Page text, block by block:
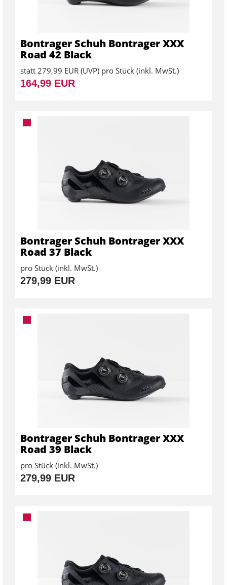
Bontrager Schuh Bontrager XXX
Road 42 Black
statt 279,99 EUR (UVP) pro Stück (inkl. MwSt.)
164,99 EUR
Bontrager Schuh Bontrager XXX
Road 37 Black
pro Stück (inkl. MwSt.)
279,99 EUR
Bontrager Schuh Bontrager XXX
Road 39 Black
pro Stück (inkl. MwSt.)
279,99 EUR